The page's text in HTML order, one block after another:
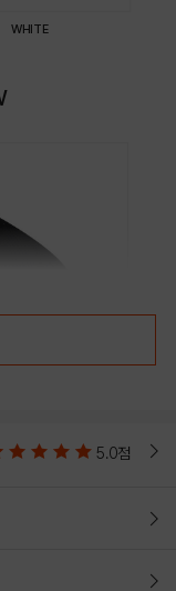
WHITE
5.0점